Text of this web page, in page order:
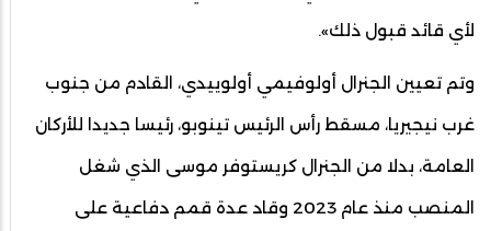
لأي قائد قبول ذلك».
وتم تعيين الجنرال أولوفيمي أولوييدي، القادم من جنوب
غرب نيجيريا، مسقط رأس الرئيس تينوبو، رئيسا جديدا للأركان
العامة، بدلا من الجنرال كريستوفر موسى الذي شغل
المنصب منذ عام 2023 وقاد عدة قمم دفاعية على